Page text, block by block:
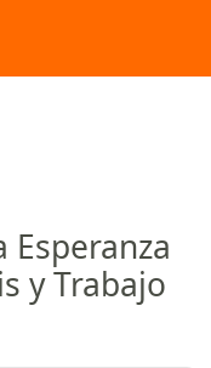
Esperanza
y Trabajo